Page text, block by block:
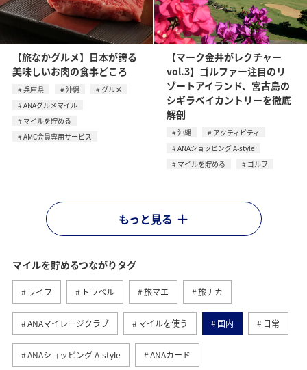
【旅なかグルメ】日本が誇る
美味しいお肉の食事どころ
兵庫県 沖縄
グルメ
ANAグルメマイル
マイルを貯める
AMC会員専用サービス
【マーク金井がレクチャー
vol.3】ゴルファー注目のリ
ゾートアイランド、宮古島の
シギラベイカントリーを徹底
解剖
沖縄
アクティビティ
ANAショッピング A-style
マイルを貯める
ゴルフ
もっと見る
マイルを貯めるつながりタグ
ライフ トラベル 旅マエ 旅ナカ
ANAマイレージクラブ マイルを使う 国内 日常
ANAショッピング A-style ANAカード